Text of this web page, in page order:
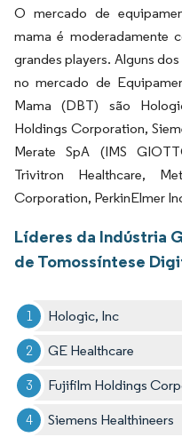
O mercado de
mama é moderadamente
grandes players. Alguns
no mercado de
Mama (DBT) são
Holdings Corporation,
Merate SpA (IMS
Trivitron Healthcare,
Corporation, PerkinElmer
Líderes da Indústria
de Tomossíntese
Hologic, Inc
GE Healthcare
Fujifilm Holdings
Siemens Healthineers